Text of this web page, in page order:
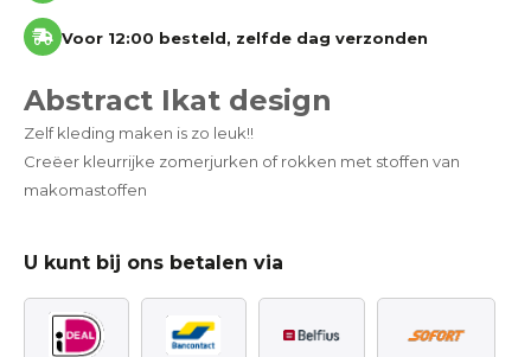
Voor 12:00 besteld, zelfde dag verzonden
Abstract Ikat design
Zelf kleding maken is zo leuk!!
Creëer kleurrijke zomerjurken of rokken met stoffen van
makomastoffen
U kunt bij ons betalen via